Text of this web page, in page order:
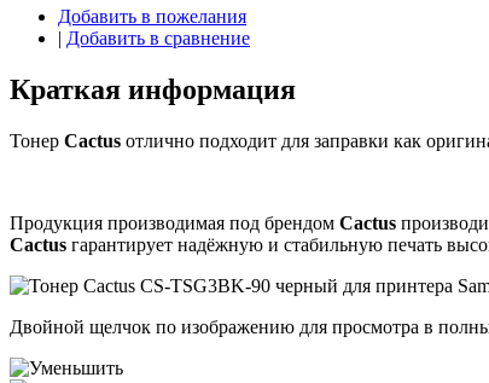
Добавить в пожелания
| Добавить в сравнение
Краткая информация
Тонер Cactus отлично подходит для заправки как
Продукция производимая под брендом Cactus
Cactus гарантирует надёжную и стабильную печать
Двойной щелчок по изображению для просмотра в